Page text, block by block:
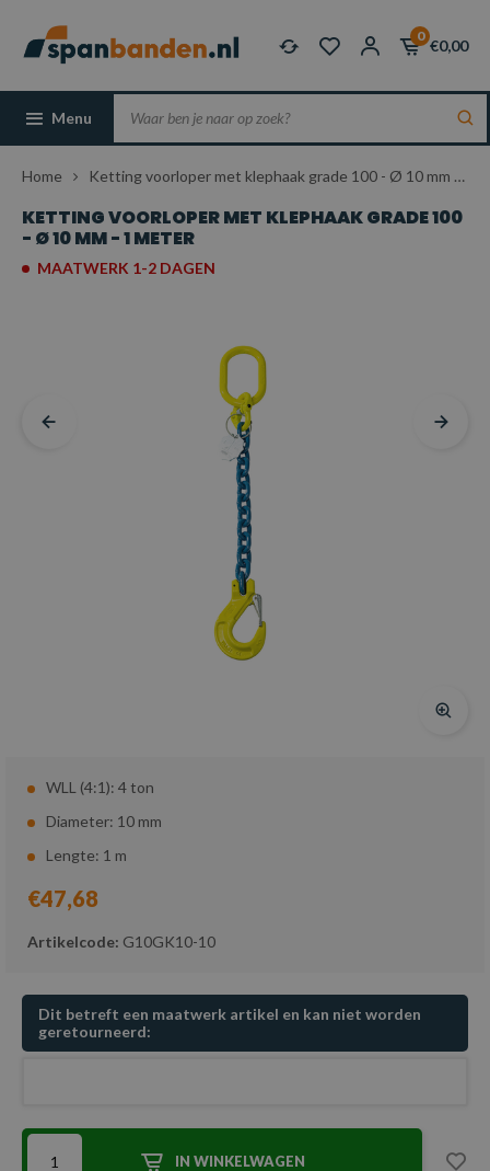
0
€0,00
Menu
Home Ketting voorloper met klephaak grade 100 - Ø 10 mm - 1 meter
KETTING VOORLOPER MET KLEPHAAK GRADE 100
- Ø 10 MM - 1 METER
MAATWERK 1-2 DAGEN
WLL (4:1): 4 ton
Diameter: 10 mm
Lengte: 1 m
€47,68
Artikelcode: G10GK10-10
Dit betreft een maatwerk artikel en kan niet worden
geretourneerd:
IN WINKELWAGEN